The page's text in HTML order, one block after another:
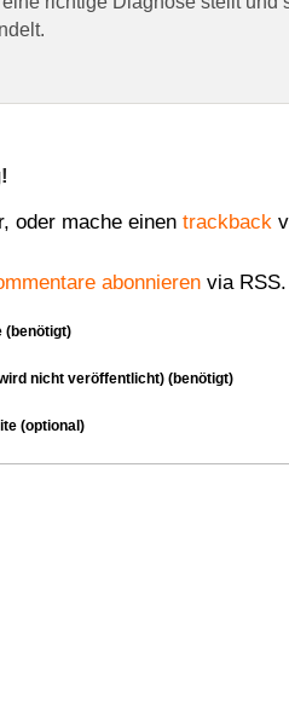
oder mache einen trackback
abonnieren via RSS.
(benötigt)
nicht veröffentlicht) (benötigt)
(optional)